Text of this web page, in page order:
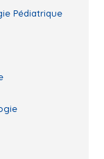
Pédiatrique